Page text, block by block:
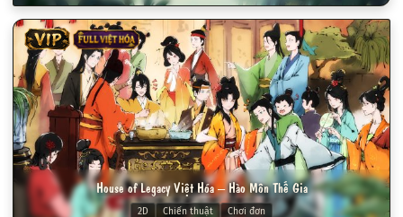
VIP FULL VIỆT HÓA
House of Legacy Việt Hóa – Hào Môn Thế Gia
2D Chiến thuật Chơi đơn